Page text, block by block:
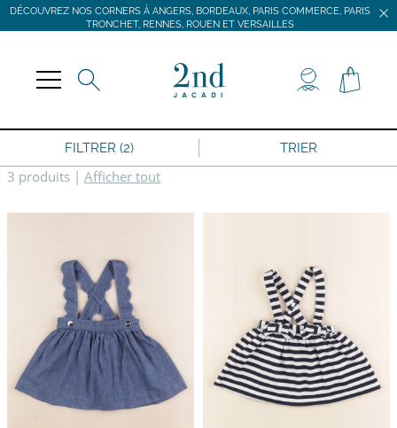
DÉCOUVREZ NOS CORNERS À ANGERS, BORDEAUX, PARIS COMMERCE, PARIS
TRONCHET, RENNES, ROUEN ET VERSAILLES
DÉCOUVREZ NOS CORNERS À ANGERS, BORDEAUX, PARIS COMMERCE, PARIS
TRONCHET, RENNES, ROUEN ET VERSAILLES
FILTRER (2) TRIER
3 produits | Afficher tout